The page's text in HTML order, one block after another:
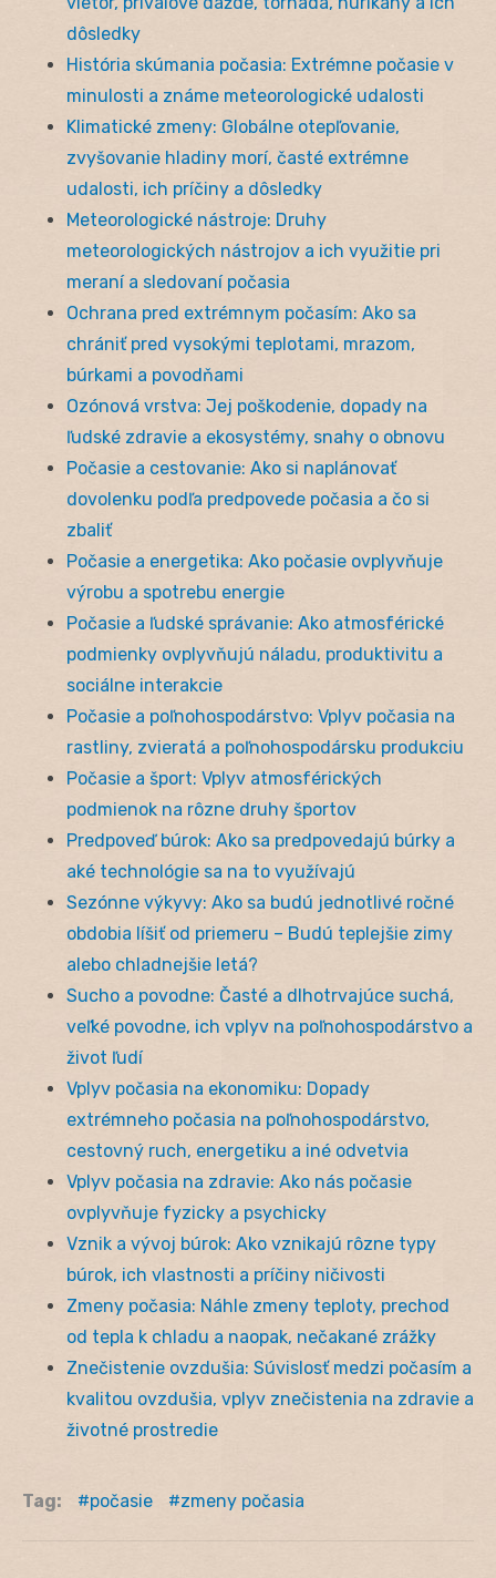
dôsledky
História skúmania počasia: Extrémne počasie v
minulosti a známe meteorologické udalosti
Klimatické zmeny: Globálne otepľovanie,
zvyšovanie hladiny morí, časté extrémne
udalosti, ich príčiny a dôsledky
Meteorologické nástroje: Druhy
meteorologických nástrojov a ich využitie pri
meraní a sledovaní počasia
Ochrana pred extrémnym počasím: Ako sa
chrániť pred vysokými teplotami, mrazom,
búrkami a povodňami
Ozónová vrstva: Jej poškodenie, dopady na
ľudské zdravie a ekosystémy, snahy o obnovu
Počasie a cestovanie: Ako si naplánovať
dovolenku podľa predpovede počasia a čo si
zbaliť
Počasie a energetika: Ako počasie ovplyvňuje
výrobu a spotrebu energie
Počasie a ľudské správanie: Ako atmosférické
podmienky ovplyvňujú náladu, produktivitu a
sociálne interakcie
Počasie a poľnohospodárstvo: Vplyv počasia na
rastliny, zvieratá a poľnohospodársku produkciu
Počasie a šport: Vplyv atmosférických
podmienok na rôzne druhy športov
Predpoveď búrok: Ako sa predpovedajú búrky a
aké technológie sa na to využívajú
Sezónne výkyvy: Ako sa budú jednotlivé ročné
obdobia líšiť od priemeru – Budú teplejšie zimy
alebo chladnejšie letá?
Sucho a povodne: Časté a dlhotrvajúce suchá,
veľké povodne, ich vplyv na poľnohospodárstvo a
život ľudí
Vplyv počasia na ekonomiku: Dopady
extrémneho počasia na poľnohospodárstvo,
cestovný ruch, energetiku a iné odvetvia
Vplyv počasia na zdravie: Ako nás počasie
ovplyvňuje fyzicky a psychicky
Vznik a vývoj búrok: Ako vznikajú rôzne typy
búrok, ich vlastnosti a príčiny ničivosti
Zmeny počasia: Náhle zmeny teploty, prechod
od tepla k chladu a naopak, nečakané zrážky
Znečistenie ovzdušia: Súvislosť medzi počasím a
kvalitou ovzdušia, vplyv znečistenia na zdravie a
životné prostredie
Tag: počasie zmeny počasia